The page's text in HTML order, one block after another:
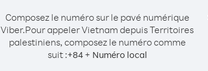
Composez le numéro sur le pavé numérique
Viber.Pour appeler Vietnam depuis Territoires
palestiniens, composez le numéro comme
suit :+84+ Numéro local